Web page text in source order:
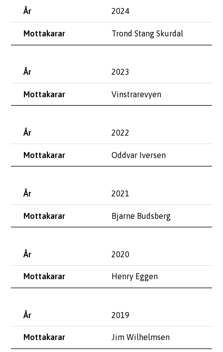
2024
Trond Stang Skurdal
2023
Vinstrarevyen
2022
Oddvar Iversen
2021
Bjarne Budsberg
2020
Henry Eggen
2019
Jim Wilhelmsen